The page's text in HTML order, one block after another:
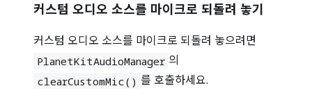
커스텀 오디오 소스를 마이크로 되돌려 놓기
커스텀 오디오 소스를 마이크로 되돌려 놓으려면
PlanetKitAudioManager 의
clearCustomMic() 를 호출하세요.